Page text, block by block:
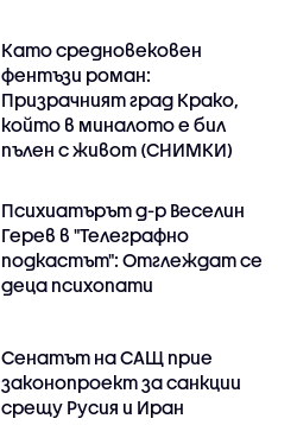
Като средновековен
фентъзи роман:
Призрачният град Крако,
който в миналото е бил
пълен с живот (СНИМКИ)
Психиатърът д-р Веселин
Герев в "Телеграфно
подкастът": Отглеждат се
деца психопати
Сенатът на САЩ прие
законопроект за санкции
срещу Русия и Иран